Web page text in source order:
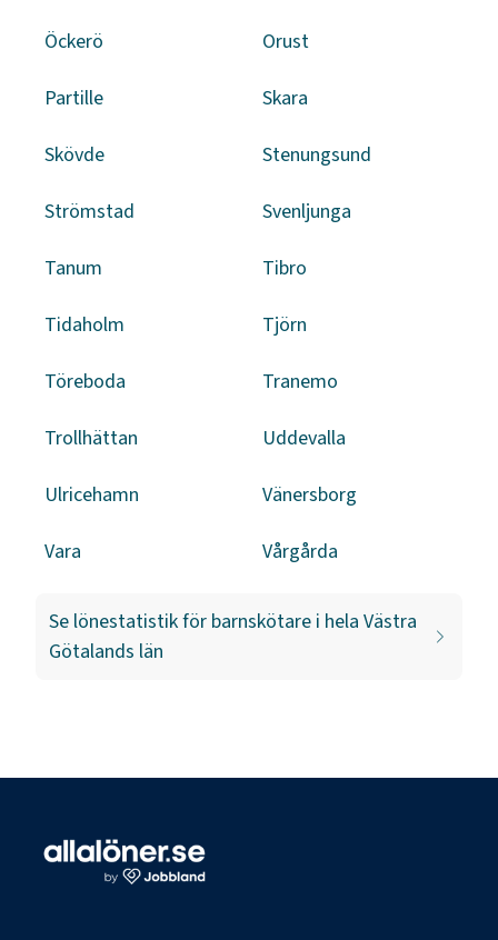
Öckerö Orust
Partille Skara
Skövde Stenungsund
Strömstad Svenljunga
Tanum Tibro
Tidaholm Tjörn
Töreboda Tranemo
Trollhättan Uddevalla
Ulricehamn Vänersborg
Vara Vårgårda
Se lönestatistik för barnskötare i hela Västra
Götalands län